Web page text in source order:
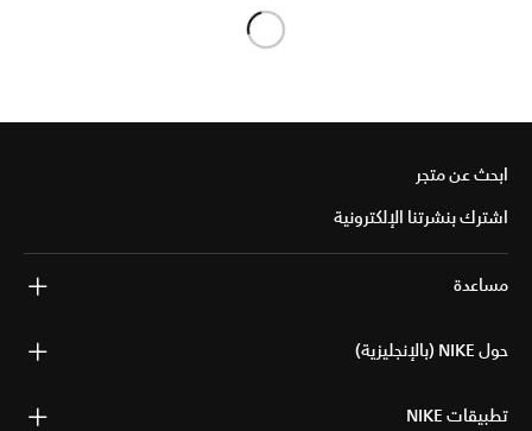
ابحث عن متجر
اشترك بنشرتنا الإلكترونية
مساعدة
حول NIKE (بالإنجليزية)
تطبيقات NIKE